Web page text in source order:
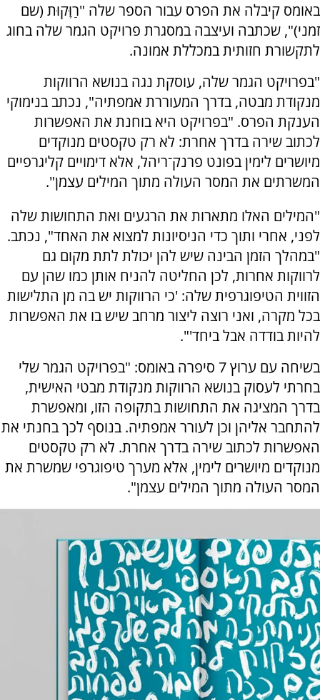
באומס קיבלה את הפרס עבור הספר שלה "רַוָּקוּת (שם
זמני)", שכתבה ועיצבה במסגרת פרויקט הגמר שלה בחוג
לתקשורת חזותית במכללת אמונה.
"בפרויקט הגמר שלה, עוסקת נגה בנושא הרווקות
מנקודת מבטה, בדרך המעוררת אמפתיה", נכתב בנימוקי
הענקת הפרס. "בפרויקט היא בוחנת את האפשרות
לכתוב שירה בדרך אחרת: לא רק טקסטים מנוקדים
מיושרים לימין בפונט פרנק־ריהל, אלא דימויים קליגרפיים
המשרתים את המסר העולה מתוך המילים עצמן".
"המילים האלו מתארות את הרגעים ואת התחושות שלה
לפני, אחרי ותוך כדי הניסיונות למצוא את האחד", נכתב.
"במהלך הזמן הבינה שיש להן יכולת לתת מקום גם
לרווקות אחרות, לכן החליטה להניח אותן כמו שהן עם
הזווית הטיפוגרפית שלה: 'כי הרווקות יש בה מן התלישות
בכל מקרה, ואני רוצה ליצור מרחב שיש בו את האפשרות
להיות בודדה אבל ביחד'".
בשיחה עם ערוץ 7 סיפרה באומס: "בפרויקט הגמר שלי
בחרתי לעסוק בנושא הרווקות מנקודת מבטי האישית,
בדרך המציגה את התחושות בתקופה הזו, ומאפשרת
להתחבר אליהן וכן לעורר אמפתיה. בנוסף לכך בחנתי את
האפשרות לכתוב שירה בדרך אחרת. לא רק טקסטים
מנוקדים מיושרים לימין, אלא מערך טיפוגרפי שמשרת את
המסר העולה מתוך המילים עצמן".